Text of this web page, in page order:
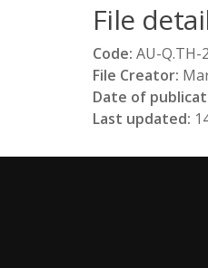
File
Code: AU-Q.TH-
File Creator:
Date of
Last updated: